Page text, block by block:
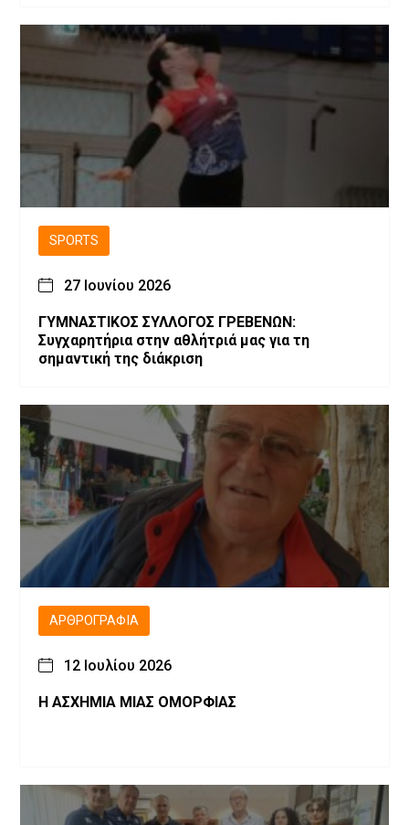
SPORTS
27 Ιουνίου 2026
ΓΥΜΝΑΣΤΙΚΟΣ ΣΥΛΛΟΓΟΣ ΓΡΕΒΕΝΩΝ:
Συγχαρητήρια στην αθλήτριά μας για τη
σημαντική της διάκριση
ΑΡΘΡΟΓΡΑΦΊΑ
12 Ιουλίου 2026
Η ΑΣΧΗΜΙΑ ΜΙΑΣ ΟΜΟΡΦΙΑΣ